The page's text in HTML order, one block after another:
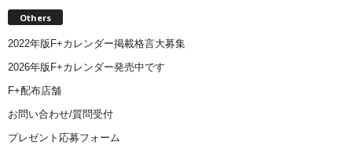
Others
2022年版F+カレンダー掲載格言大募集
2026年版F+カレンダー発売中です
F+配布店舗
お問い合わせ/質問受付
プレゼント応募フォーム